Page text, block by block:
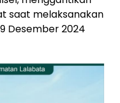
saat melaksanakan
Desember 2024